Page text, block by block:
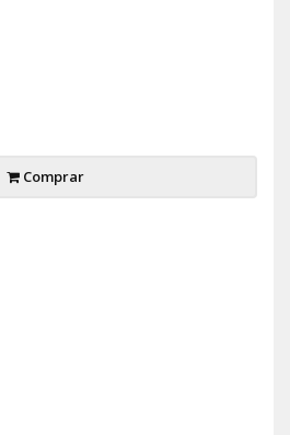
Comprar